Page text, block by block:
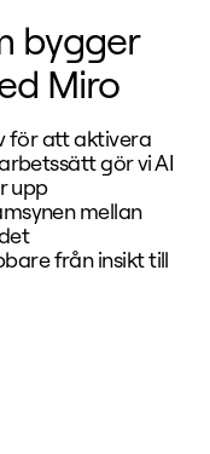
bygger
Miro
för att aktivera
gör vi AI
upp
mellan
från insikt till